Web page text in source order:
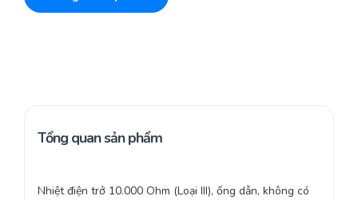
Tổng quan sản phẩm
Nhiệt điện trở 10.000 Ohm (Loại III), ống dẫn, không có